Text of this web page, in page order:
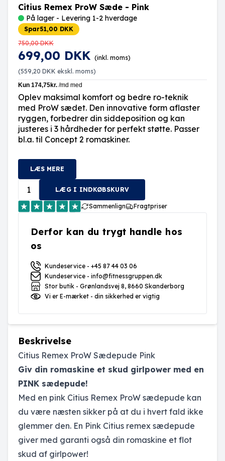
Citius Remex ProW Sæde - Pink
På lager - Levering 1-2 hverdage
Spar51,00 DKK
750,00 DKK
699,00 DKK (inkl. moms)
(559,20 DKK ekskl. moms)
Oplev maksimal komfort og bedre ro-teknik
med ProW sædet. Den innovative form aflaster
ryggen, forbedrer din siddeposition og kan
justeres i 3 hårdheder for perfekt støtte. Passer
bl.a. til Concept 2 romaskiner.
LÆS MERE
LÆG I INDKØBSKURV
Sammenlign Fragtpriser
Derfor kan du trygt handle hos
os
Kundeservice - +45 87 44 03 06
Kundeservice - info@fitnessgruppen.dk
Stor butik - Grønlandsvej 8, 8660 Skanderborg
Vi er E-mærket - din sikkerhed er vigtig
Beskrivelse
Citius Remex ProW Sædepude Pink
Giv din romaskine et skud girlpower med en
PINK sædepude!
Med en pink Citius Remex ProW sædepude kan
du være næsten sikker på at du i hvert fald ikke
glemmer den. En Pink Citius remex sædepude
giver med garanti også din romaskine et flot
skud af girlpower!